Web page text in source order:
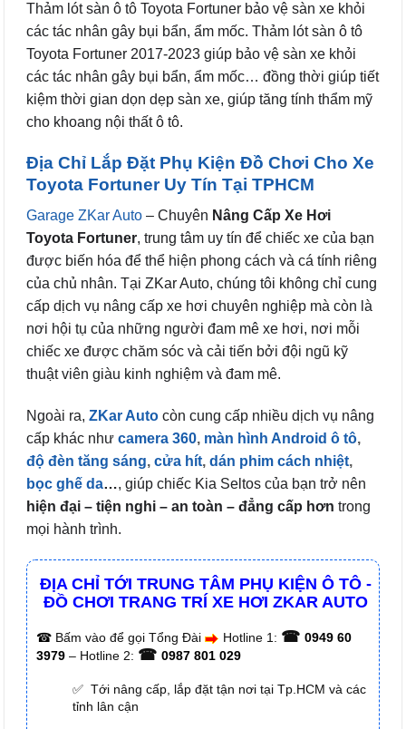
Thảm lót sàn ô tô Toyota Fortuner bảo vệ sàn xe khỏi
các tác nhân gây bụi bẩn, ẩm mốc. Thảm lót sàn ô tô
Toyota Fortuner 2017-2023 giúp bảo vệ sàn xe khỏi
các tác nhân gây bụi bẩn, ẩm mốc… đồng thời giúp tiết
kiệm thời gian dọn dẹp sàn xe, giúp tăng tính thẩm mỹ
cho khoang nội thất ô tô.
Địa Chỉ Lắp Đặt Phụ Kiện Đồ Chơi Cho Xe
Toyota Fortuner Uy Tín Tại TPHCM
Garage ZKar Auto – Chuyên Nâng Cấp Xe Hơi
Toyota Fortuner, trung tâm uy tín để chiếc xe của bạn
được biến hóa để thể hiện phong cách và cá tính riêng
của chủ nhân. Tại ZKar Auto, chúng tôi không chỉ cung
cấp dịch vụ nâng cấp xe hơi chuyên nghiệp mà còn là
nơi hội tụ của những người đam mê xe hơi, nơi mỗi
chiếc xe được chăm sóc và cải tiến bởi đội ngũ kỹ
thuật viên giàu kinh nghiệm và đam mê.
Ngoài ra, ZKar Auto còn cung cấp nhiều dịch vụ nâng
cấp khác như camera 360, màn hình Android ô tô,
độ đèn tăng sáng, cửa hít, dán phim cách nhiệt,
bọc ghế da…, giúp chiếc Kia Seltos của bạn trở nên
hiện đại – tiện nghi – an toàn – đẳng cấp hơn trong
mọi hành trình.
ĐỊA CHỈ TỚI TRUNG TÂM PHỤ KIỆN Ô TÔ -
ĐỒ CHƠI TRANG TRÍ XE HƠI ZKAR AUTO
☎ Bấm vào để gọi Tổng Đài Hotline 1: ☎ 0949 60
3979 – Hotline 2: ☎ 0987 801 029
✅ Tới nâng cấp, lắp đặt tận nơi tại Tp.HCM và các
tỉnh lân cận